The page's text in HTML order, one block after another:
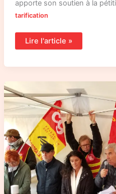
apporte son soutien à la
tarification
Lire l'article »
la
réhumanisation
des
gares
et
des
trains,
les
cheminots
CGT
s’adressent
aux
usagers